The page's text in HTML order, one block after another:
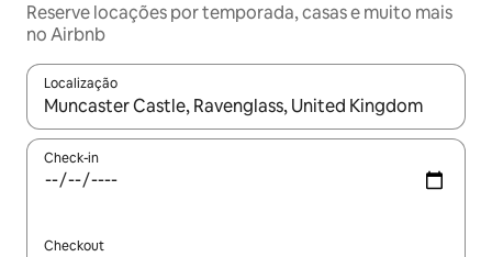
Reserve locações por temporada, casas e muito mais
no Airbnb
Localização
Quando os resultados estiverem disponíveis, explore-os
Check-in
Checkout